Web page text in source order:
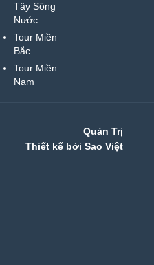
Tây Sông
Nước
Tour Miền
Bắc
Tour Miền
Nam
Quản Trị
Thiết kế bởi Sao Việt